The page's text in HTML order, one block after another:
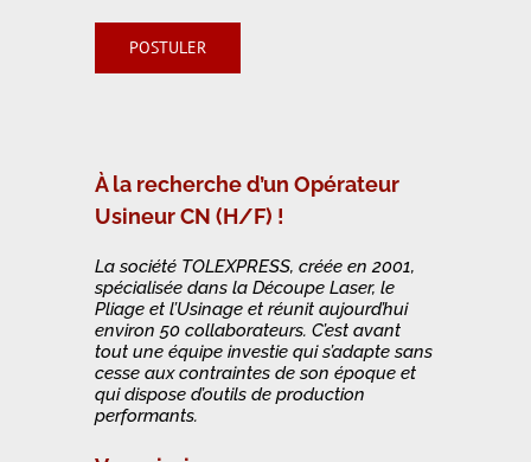
POSTULER
À la recherche d’un Opérateur
Usineur CN (H/F) !
La société TOLEXPRESS, créée en 2001,
spécialisée dans la Découpe Laser, le
Pliage et l’Usinage et réunit aujourd’hui
environ 50 collaborateurs. C’est avant
tout une équipe investie qui s’adapte sans
cesse aux contraintes de son époque et
qui dispose d’outils de production
performants.